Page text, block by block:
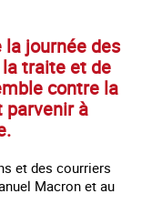
journée des
traite et de
contre la
parvenir à
et des courriers
Macron et au